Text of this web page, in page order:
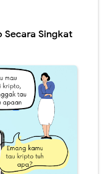
Secara Singkat